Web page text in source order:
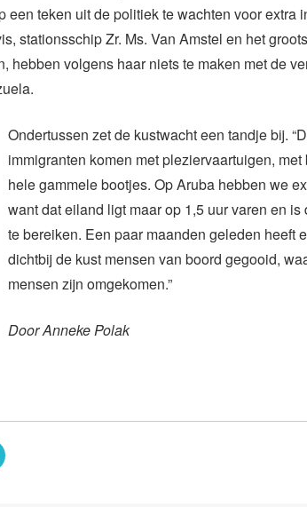
een teken uit de politiek te wachten voor extra
stationsschip Zr. Ms. Van Amstel en het
hebben volgens haar niets te maken met de
Ondertussen zet de kustwacht een tandje bij.
immigranten komen met pleziervaartuigen,
hele gammele bootjes. Op Aruba hebben we
want dat eiland ligt maar op 1,5 uur varen en is
te bereiken. Een paar maanden geleden heeft
dichtbij de kust mensen van boord gegooid,
mensen zijn omgekomen.”
Door Anneke Polak